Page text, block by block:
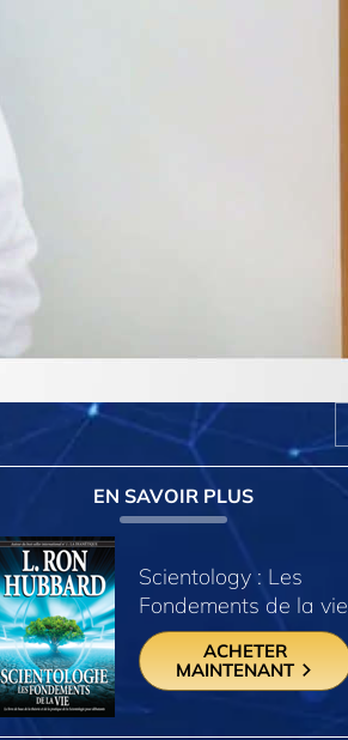
EN SAVOIR PLUS
Scientology : Les
Fondements de la vie
ACHETER
MAINTENANT